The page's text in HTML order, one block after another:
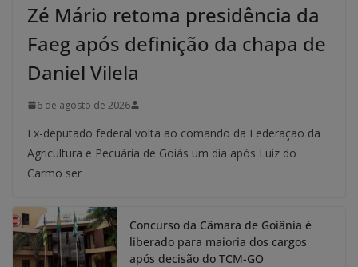
Zé Mário retoma presidência da
Faeg após definição da chapa de
Daniel Vilela
6 de agosto de 2026
Ex-deputado federal volta ao comando da Federação da
Agricultura e Pecuária de Goiás um dia após Luiz do
Carmo ser
Concurso da Câmara de Goiânia é
liberado para maioria dos cargos
após decisão do TCM-GO